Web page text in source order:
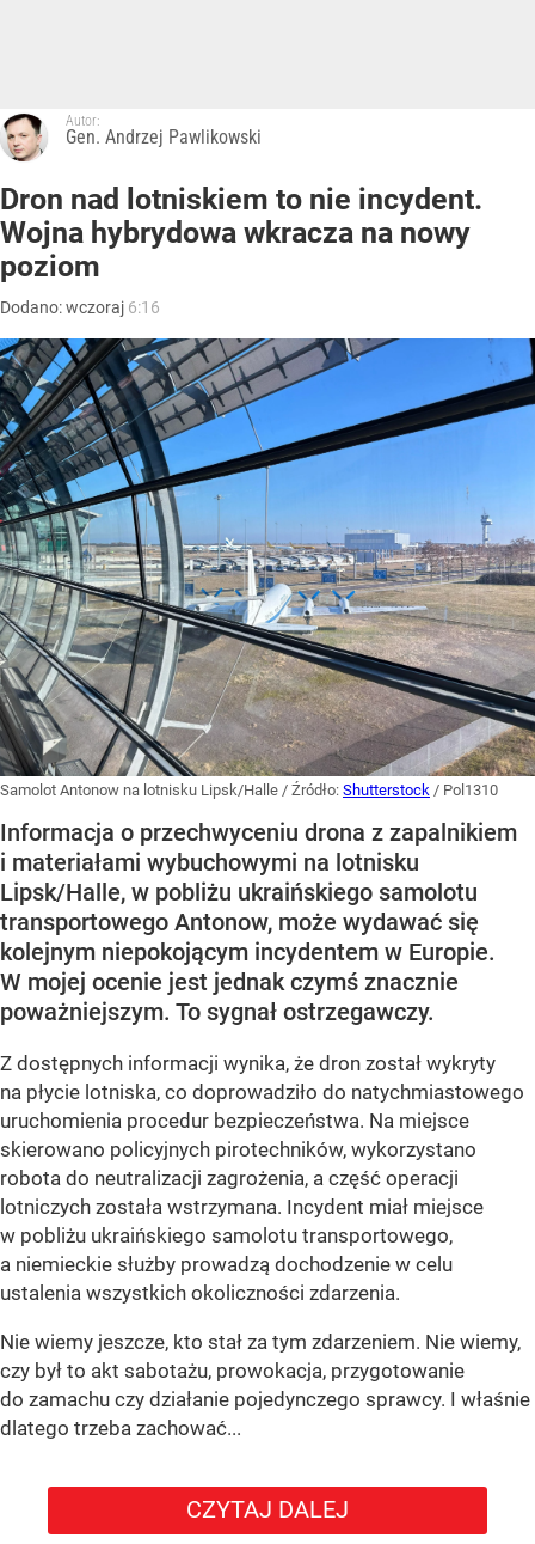
Autor:
Gen. Andrzej Pawlikowski
Dron nad lotniskiem to nie incydent.
Wojna hybrydowa wkracza na nowy
poziom
Dodano:wczoraj 6:16
Samolot Antonow na lotnisku Lipsk/Halle / Źródło: Shutterstock / Pol1310
Informacja o przechwyceniu drona z zapalnikiem
i materiałami wybuchowymi na lotnisku
Lipsk/Halle, w pobliżu ukraińskiego samolotu
transportowego Antonow, może wydawać się
kolejnym niepokojącym incydentem w Europie.
W mojej ocenie jest jednak czymś znacznie
poważniejszym. To sygnał ostrzegawczy.
Z dostępnych informacji wynika, że dron został wykryty
na płycie lotniska, co doprowadziło do natychmiastowego
uruchomienia procedur bezpieczeństwa. Na miejsce
skierowano policyjnych pirotechników, wykorzystano
robota do neutralizacji zagrożenia, a część operacji
lotniczych została wstrzymana. Incydent miał miejsce
w pobliżu ukraińskiego samolotu transportowego,
a niemieckie służby prowadzą dochodzenie w celu
ustalenia wszystkich okoliczności zdarzenia.
Nie wiemy jeszcze, kto stał za tym zdarzeniem. Nie wiemy,
czy był to akt sabotażu, prowokacja, przygotowanie
do zamachu czy działanie pojedynczego sprawcy. I właśnie
dlatego trzeba zachować...
CZYTAJ DALEJ